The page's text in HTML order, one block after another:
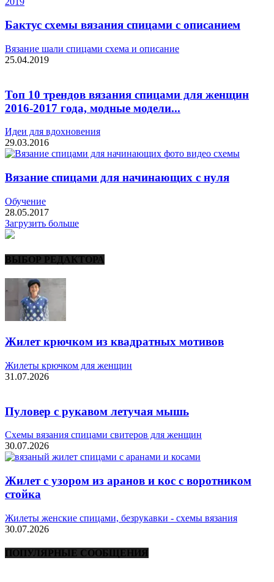
Бактус схемы вязания спицами с описанием
Вязание шали спицами схема и описание
25.04.2019
Топ 10 трендов вязания спицами для женщин
2016-2017 года, модные модели...
Идеи для вдохновения
29.03.2016
Вязание спицами для начинающих с нуля
Обучение
28.05.2017
Загрузить больше
ВЫБОР РЕДАКТОРА
Жилет крючком из квадратных мотивов
Жилеты крючком для женщин
31.07.2026
Пуловер с рукавом летучая мышь
Схемы вязания спицами свитеров для женщин
30.07.2026
Жилет с узором из аранов и кос с воротником
стойка
Жилеты женские спицами, безрукавки - схемы вязания
30.07.2026
ПОПУЛЯРНЫЕ СООБЩЕНИЯ